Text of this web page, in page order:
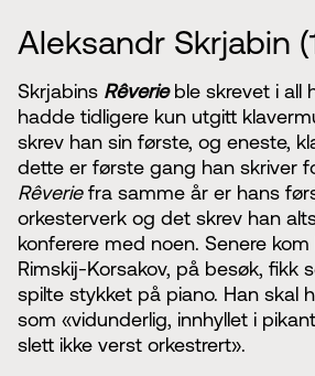
Aleksandr Skrjabin
Skrjabins Rêverieble skrevet i all
hadde tidligere kun utgitt
skrev han sin første, og eneste,
dette er første gang han skriver
Rêveriefra samme år er hans
orkesterverk og det skrev han
konferere med noen. Senere kom
Rimskij-Korsakov, på besøk, fikk
spilte stykket på piano. Han skal
som «vidunderlig, innhyllet i
slett ikke verst orkestrert».